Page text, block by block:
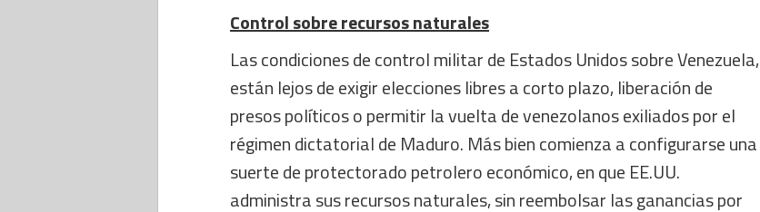
Control sobre recursos naturales
Las condiciones de control militar de Estados Unidos sobre Venezuela,
están lejos de exigir elecciones libres a corto plazo, liberación de
presos políticos o permitir la vuelta de venezolanos exiliados por el
régimen dictatorial de Maduro. Más bien comienza a configurarse una
suerte de protectorado petrolero económico, en que EE.UU.
administra sus recursos naturales, sin reembolsar las ganancias por